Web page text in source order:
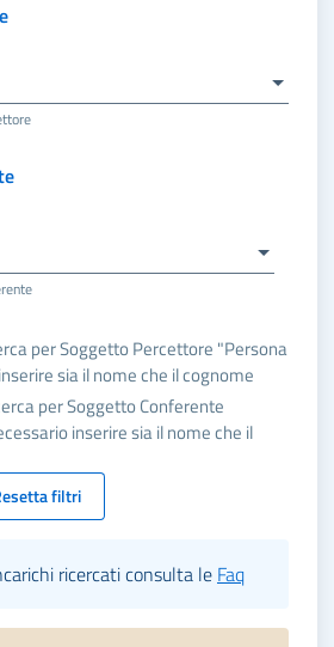
per Soggetto Percettore "Persona
sia il nome che il cognome
per Soggetto Conferente
inserire sia il nome che il
filtri
ricercati consulta le Faq